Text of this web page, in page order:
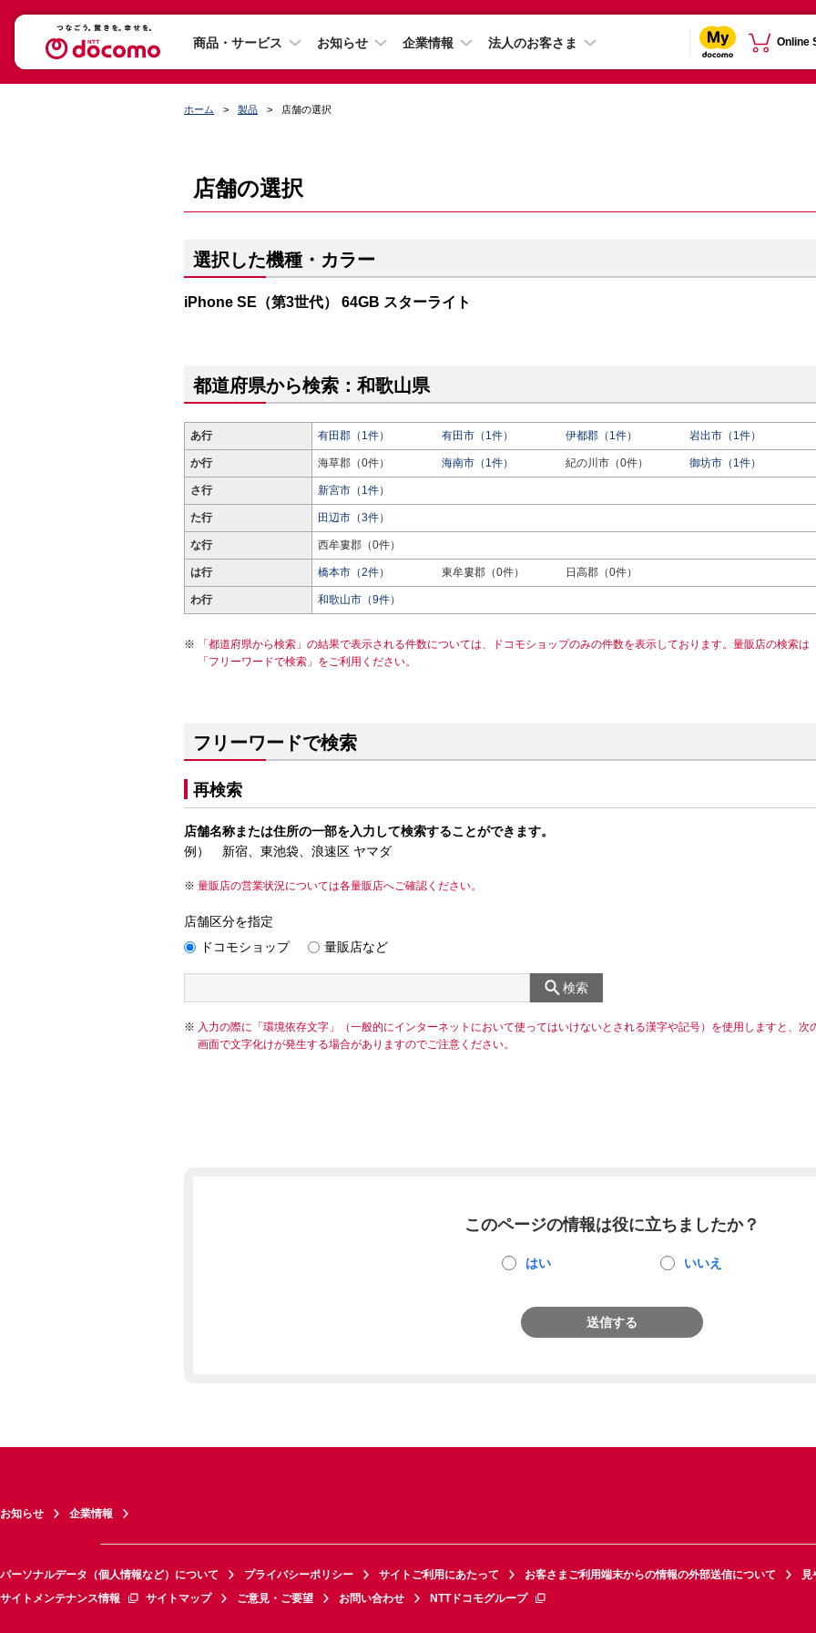
商品・サービス お知らせ 企業情報 法人のお客さま Online
ホーム 製品 店舗の選択
店舗の選択
選択した機種・カラー
iPhone SE（第3世代） 64GB スターライト
都道府県から検索：和歌山県
あ行 有田郡（1件） 有田市（1件） 伊都郡（1件） 岩出市（1件）
か行 海草郡（0件） 海南市（1件） 紀の川市（0件） 御坊市（1件）
さ行 新宮市（1件）
た行 田辺市（3件）
な行 西牟婁郡（0件）
は行 橋本市（2件） 東牟婁郡（0件） 日高郡（0件）
わ行 和歌山市（9件）
「都道府県から検索」の結果で表示される件数については、ドコモショップのみの件数を表示しております。量販店の検索は
「フリーワードで検索」をご利用ください。
フリーワードで検索
再検索
店舗名称または住所の一部を入力して検索することができます。
例） 新宿、東池袋、浪速区 ヤマダ
量販店の営業状況については各量販店へご確認ください。
店舗区分を指定
ドコモショップ
量販店など
検索
入力の際に「環境依存文字」（一般的にインターネットにおいて使ってはいけないとされる漢字や記号）を使用しますと、次
画面で文字化けが発生する場合がありますのでご注意ください。
このページの情報は役に立ちましたか？
はい いいえ
送信する
お知らせ 企業情報
パーソナルデータ（個人情報など）について プライバシーポリシー サイトご利用にあたって お客さまご利用端末からの情報の外部送信について
見
サイトメンテナンス情報
サイトマップ ご意見・ご要望 お問い合わせ NTTドコモグループ